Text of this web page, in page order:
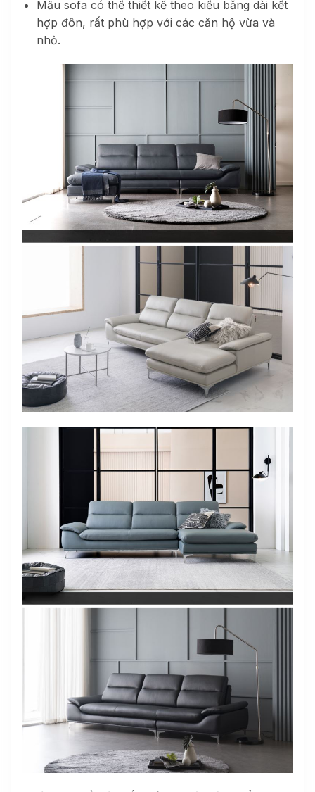
Mẫu sofa có thể thiết kế theo kiểu băng dài kết
hợp đôn, rất phù hợp với các căn hộ vừa và
nhỏ.